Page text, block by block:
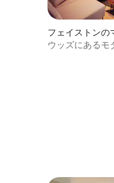
フェイストンの
アパート
ウッズにあるモ